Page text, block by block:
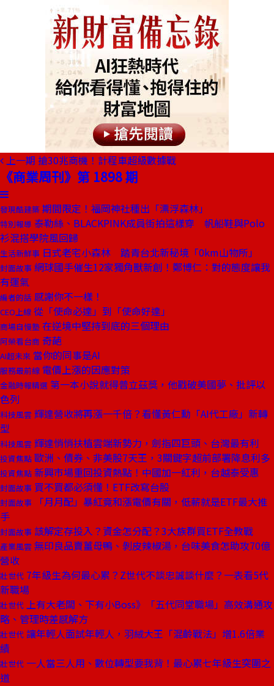
上一期 搶30兆商機！計程車超級數據戰
《商業周刊》第 1898 期
發現酷建築 期間限定！福岡神社種出「漂浮森林」
特別報導 泰勒絲、BLACKPINK成員街拍這樣穿 帆船鞋與Polo
衫混搭學院風回歸
生活新鮮事 日式老宅小森林 踏青台北新秘境「0km山物所」
封面故事 網球國手催生12家獨角獸新創！鄭博仁：對的態度讓我
有運氣
編者的話 感謝你不一樣！
CEO上線 從「使命必達」到「使命好達」
商場自慢塾 在逆境中堅持到底的三個理由
阿榮看台商 奇葩
AI超未來 當你的同事是AI
服務最前線 電價上漲的因應對策
金融時報精選 第一本小說就得普立茲獎，他戳破美國夢、批評以
色列
科技風雲 輝達營收將再漲一千倍？看懂黃仁勳「AI代工廠」新轉
型
科技風雲 輝達悄悄扶植雲端新勢力，劍指四巨頭、台灣最有利
投資焦點 歐洲、債券、非美股7天王，3關鍵字超前部署降息利多
投資焦點 新興市場重回投資熱點！中國加一紅利，台越泰受惠
封面故事 買不買都必須懂！ETF改寫台股
封面故事
「月月配」暴紅竟和漲電價有關，低薪就是ETF最大推
手
封面故事 該解定存投入？資金怎分配？3大族群買ETF全教戰
產業風雲 無印良品賣薑母鴨、剝皮辣椒湯，台味美食怎助攻70億
營收
壯世代 7年級生為何最心累？Z世代不談忠誠談什麼？一表看5代
新職場
壯世代 上有大老闆、下有小Boss》「五代同堂職場」高效溝通攻
略、管理時差感解方
壯世代 讓年輕人面試年輕人，羽絨大王「混齡戰法」增1.6倍業
績
壯世代 一人當三人用、數位轉型要我背！最心累七年級生突圍之
道